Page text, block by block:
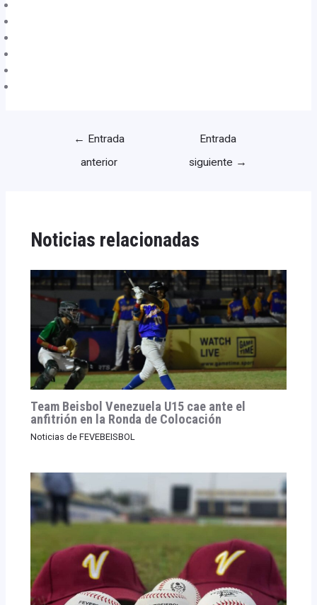
← Entrada
anterior
Entrada
siguiente →
Noticias relacionadas
Team Beisbol Venezuela U15 cae ante el
anfitrión en la Ronda de Colocación
Noticias de FEVEBEISBOL